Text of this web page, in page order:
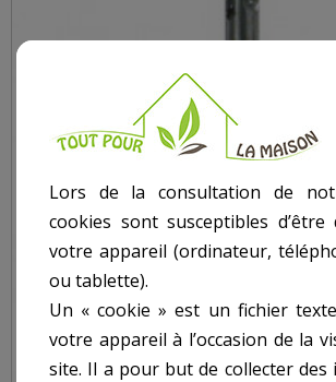
Lors de la consultation de
cookies sont susceptibles d’être
votre appareil (ordinateur,
ou tablette).
Un « cookie » est un fichier
votre appareil à l’occasion de la
site. Il a pour but de collecter des